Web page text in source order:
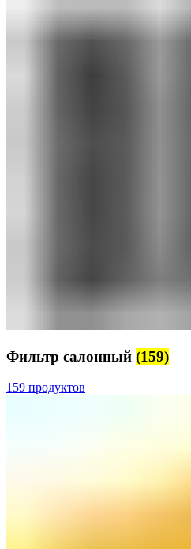
Фильтр салонный (159)
159 продуктов